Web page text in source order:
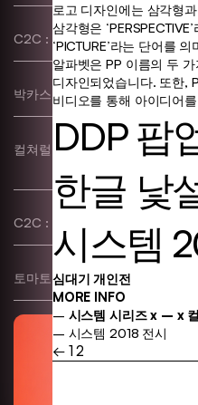
C2C : 한글 레터링 워크숍
박카스–S
컬쳐럴 코드 & 깃발 작업
C2C : 나만의 의자 디자인하기!
토마토 컴파운드 버터
로고 디자인에는 삼각형
삼각형은
‘PICTURE’라는 단어를
알파벳은 PP 이름의 두
디자인되었습니다. 또한,
비디오를 통해 아이디어
DDP 팝
한글 낯
시스템
심대기 개인전
MORE INFO
– 시스템 시리즈 x – x
– 시스템 2018 전시
글
← 1 2